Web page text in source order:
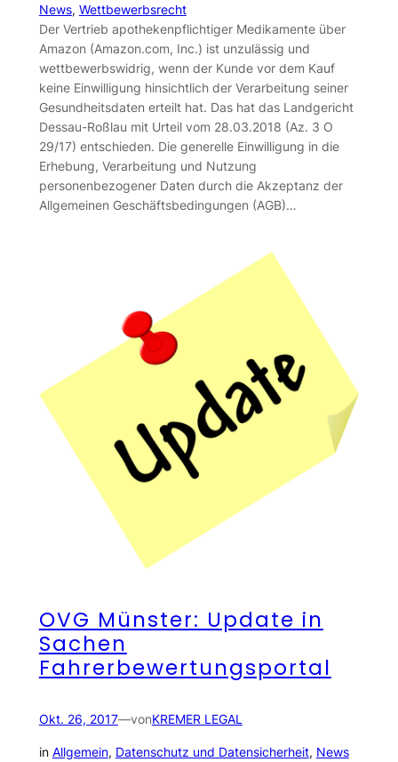
News, Wettbewerbsrecht
Der Vertrieb apothekenpflichtiger Medikamente über
Amazon (Amazon.com, Inc.) ist unzulässig und
wettbewerbswidrig, wenn der Kunde vor dem Kauf
keine Einwilligung hinsichtlich der Verarbeitung seiner
Gesundheitsdaten erteilt hat. Das hat das Landgericht
Dessau-Roßlau mit Urteil vom 28.03.2018 (Az. 3 O
29/17) entschieden. Die generelle Einwilligung in die
Erhebung, Verarbeitung und Nutzung
personenbezogener Daten durch die Akzeptanz der
Allgemeinen Geschäftsbedingungen (AGB)…
OVG Münster: Update in
Sachen
Fahrerbewertungsportal
Okt. 26, 2017—vonKREMER LEGAL
in Allgemein, Datenschutz und Datensicherheit, News